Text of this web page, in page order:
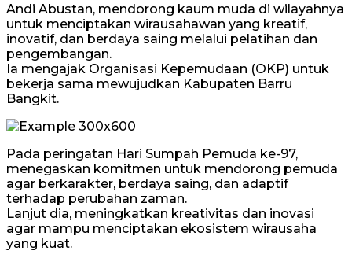
Andi Abustan, mendorong kaum muda di wilayahnya
untuk menciptakan wirausahawan yang kreatif,
inovatif, dan berdaya saing melalui pelatihan dan
pengembangan.
Ia mengajak Organisasi Kepemudaan (OKP) untuk
bekerja sama mewujudkan Kabupaten Barru
Bangkit.
Pada peringatan Hari Sumpah Pemuda ke-97,
menegaskan komitmen untuk mendorong pemuda
agar berkarakter, berdaya saing, dan adaptif
terhadap perubahan zaman.
Lanjut dia, meningkatkan kreativitas dan inovasi
agar mampu menciptakan ekosistem wirausaha
yang kuat.